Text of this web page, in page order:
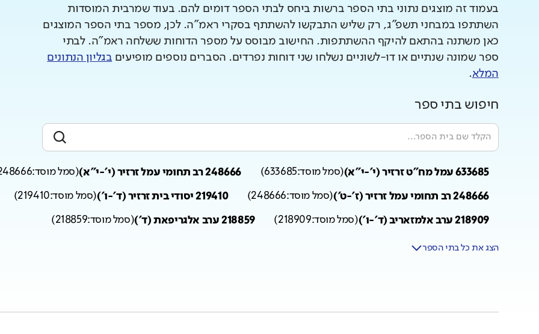
בעמוד זה מוצגים נתוני בתי הספר ברשות ביחס לבתי הספר דומים להם. בעוד שמרבית המוסדות
השתתפו במבחני תשפ"ג, רק שליש התבקשו להשתתף בסקרי ראמ"ה. לכן, מספר בתי הספר המוצגים
כאן משתנה בהתאם להיקף ההשתתפות. החישוב מבוסס על מספר הדוחות ששלחה ראמ"ה. לבתי
ספר שמונה שנתיים או דו-לשוניים נשלחו שני דוחות נפרדים. הסברים נוספים מופיעים בגליון הנתונים
המלא.
חיפוש בתי ספר
633685 עמל מח"ט זרזיר (י'-י"א) (סמל מוסד:633685
) 248666 רב תחומי עמל זרזיר (י'-י"א) (סמל מוסד:
248666 רב תחומי עמל זרזיר (ז'-ט') (סמל מוסד:248666
) 219410 יסודי בית זרזיר (ד'-ו') (סמל מוסד:219410
)
218909 ערב אלמזאריב (ד'-ו') (סמל מוסד:218909
) 218859 ערב אלגריפאת (ד') (סמל מוסד:218859
)
הצג את כל בתי הספר